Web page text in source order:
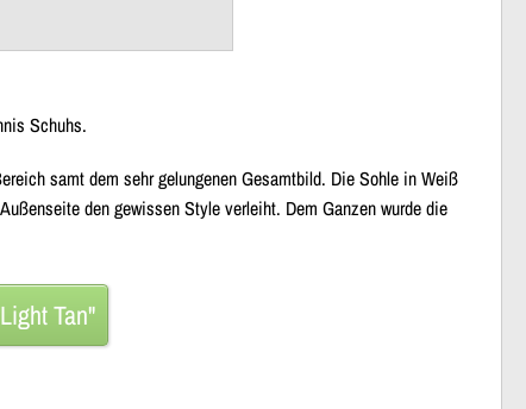
Schuhs.
samt dem sehr gelungenen Gesamtbild. Die Sohle in Weiß
den gewissen Style verleiht. Dem Ganzen wurde die
Tan"